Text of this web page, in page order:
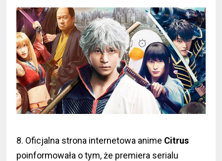
8. Oficjalna strona internetowa anime Citrus
poinformowała o tym, że premiera serialu